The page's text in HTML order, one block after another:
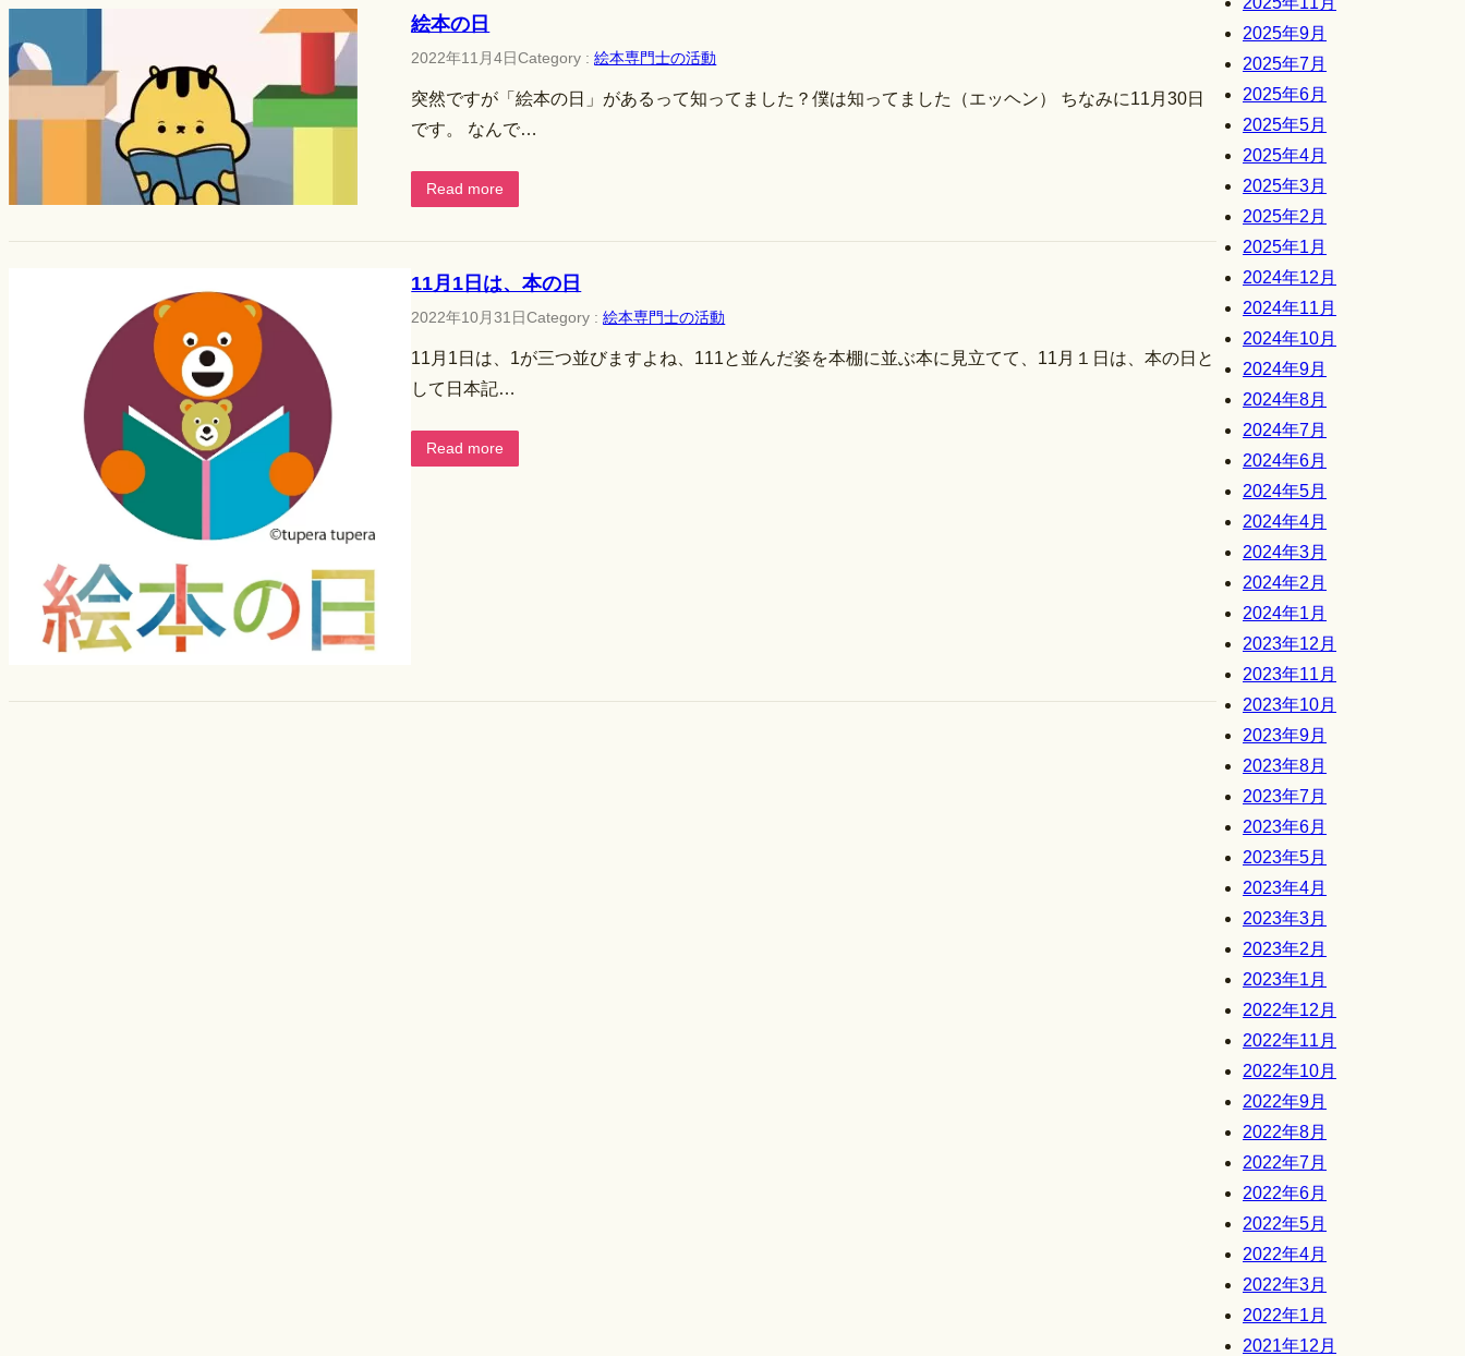
絵本の日
2022年11月4日Category :絵本専門士の活動
突然ですが「絵本の日」があるって知ってました？僕は知ってました（エッヘン） ちなみに11月30日
です。 なんで…
Read more
11月1日は、本の日
2022年10月31日Category :絵本専門士の活動
11月1日は、1が三つ並びますよね、111と並んだ姿を本棚に並ぶ本に見立てて、11月１日は、本の日と
して日本記…
Read more
2025年9月
2025年7月
2025年6月
2025年5月
2025年4月
2025年3月
2025年2月
2025年1月
2024年12月
2024年11月
2024年10月
2024年9月
2024年8月
2024年7月
2024年6月
2024年5月
2024年4月
2024年3月
2024年2月
2024年1月
2023年12月
2023年11月
2023年10月
2023年9月
2023年8月
2023年7月
2023年6月
2023年5月
2023年4月
2023年3月
2023年2月
2023年1月
2022年12月
2022年11月
2022年10月
2022年9月
2022年8月
2022年7月
2022年6月
2022年5月
2022年4月
2022年3月
2022年1月
2021年12月